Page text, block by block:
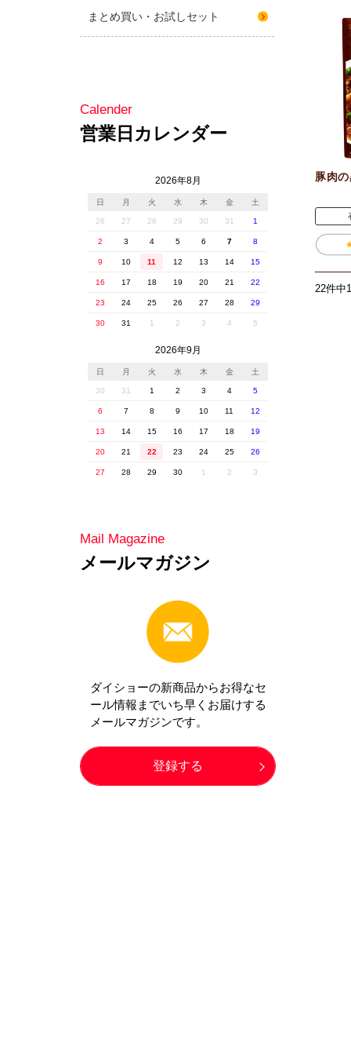
豚肉
22件中